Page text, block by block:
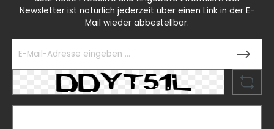
Newsletter ist natürlich jederzeit über einen Link in der E-
Mail wieder abbestellbar.